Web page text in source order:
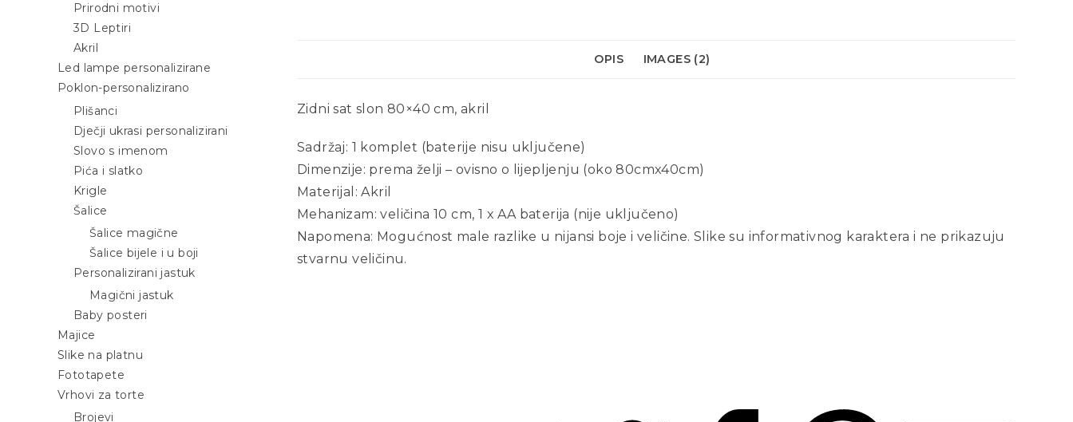
OPIS IMAGES (2)
Zidni sat slon 80×40 cm, akril
Sadržaj: 1 komplet (baterije nisu uključene)
Dimenzije: prema želji – ovisno o lijepljenju (oko 80cmx40cm)
Materijal: Akril
Mehanizam: veličina 10 cm, 1 x AA baterija (nije uključeno)
Napomena: Mogućnost male razlike u nijansi boje i veličine. Slike su informativnog karaktera i ne prikazuju
stvarnu veličinu.
Prirodni motivi
3D Leptiri
Akril
Led lampe personalizirane
Poklon-personalizirano
Plišanci
Dječji ukrasi personalizirani
Slovo s imenom
Pića i slatko
Krigle
Šalice
Šalice magične
Šalice bijele i u boji
Personalizirani jastuk
Magični jastuk
Baby posteri
Majice
Slike na platnu
Fototapete
Vrhovi za torte
Brojevi